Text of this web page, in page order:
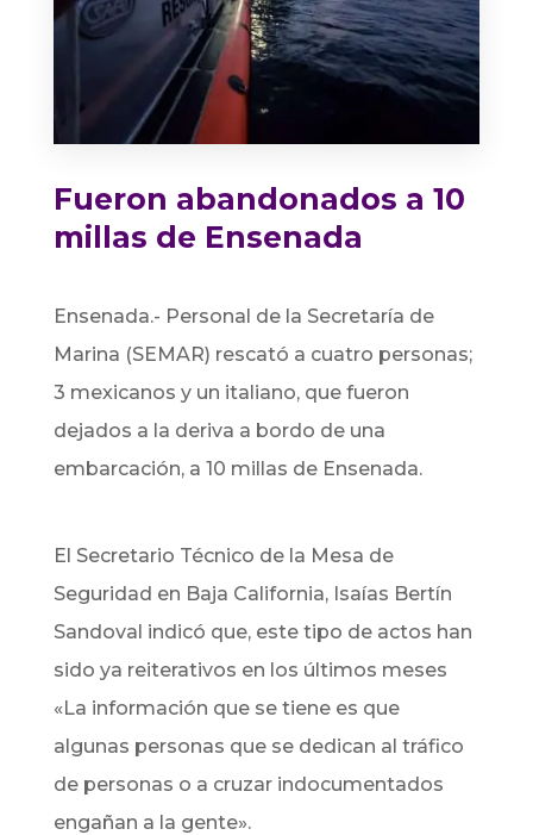
Fueron abandonados a 10
millas de Ensenada
Ensenada.- Personal de la Secretaría de
Marina (SEMAR) rescató a cuatro personas;
3 mexicanos y un italiano,que fueron
dejados a la deriva a bordo de una
embarcación, a 10 millas de Ensenada.
El Secretario Técnico de la Mesa de
Seguridad en Baja California, Isaías Bertín
Sandoval indicó que, este tipo de actos han
sido ya reiterativos en los últimos meses
«La información que se tiene es que
algunas personas que se dedican al tráfico
de personas o a cruzar indocumentados
engañan a la gente».